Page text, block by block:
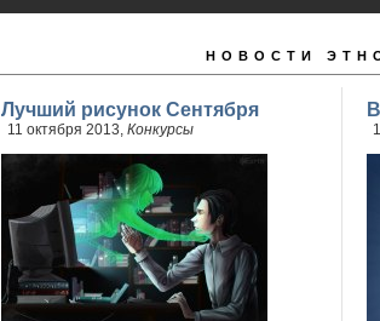
НОВОСТИ
Лучший рисунок Сентября
11 октября 2013, Конкурсы